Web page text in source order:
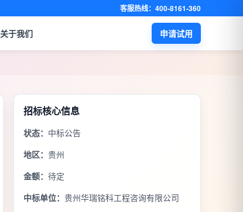
客服热线：400-8161-360
关于我们 申请试用
招标核心信息
状态： 中标公告
地区： 贵州
金额： 待定
中标单位： 贵州华瑞铭科工程咨询有限公司